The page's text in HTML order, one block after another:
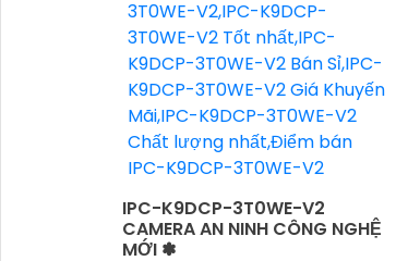
IPC-K9DCP-3T0WE-V2
CAMERA AN NINH CÔNG NGHỆ
MỚI ✽